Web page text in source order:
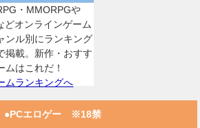
・MMORPGや
どオンラインゲーム
ンル別にランキング
掲載。新作・おすす
ムはこれだ！
ムランキングへ
●PCエロゲー ※18禁